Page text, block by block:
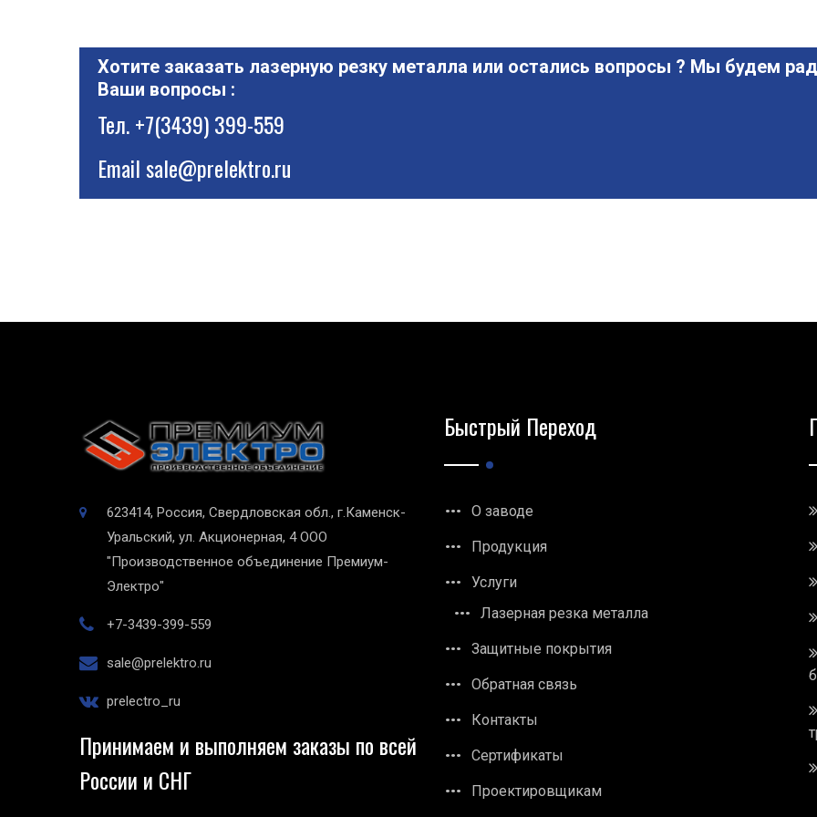
Хотите заказать лазерную резку металла или остались вопросы ? Мы будем
Ваши вопросы :
Тел.+7(3439) 399-559
Emailsale@prelektro.ru
623414, Россия, Свердловская обл., г.Каменск-
Уральский, ул. Акционерная, 4 ООО
"Производственное объединение Премиум-
Электро"
+7-3439-399-559
sale@prelektro.ru
prelectro_ru
Принимаем и выполняем заказы по всей
России и СНГ
Быстрый Переход
О заводе
Продукция
Услуги
Лазерная резка металла
Защитные покрытия
Обратная связь
Контакты
Сертификаты
Проектировщикам